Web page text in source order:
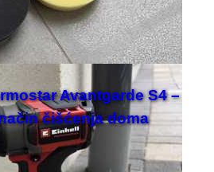
Avantgarde S4 –
čišćenja doma